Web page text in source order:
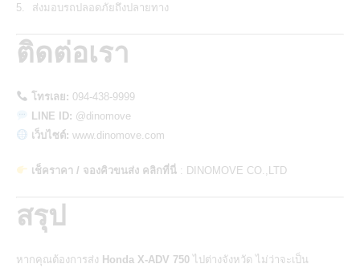
ส่งมอบรถปลอดภัยถึงปลายทาง
ติดต่อเรา
โทรเลย: 094-438-9999
LINE ID: @dinomove
เว็บไซต์: www.dinomove.com
เช็คราคา / จองคิวขนส่ง คลิกที่นี่: DINOMOVE CO.,LTD
สรุป
หากคุณต้องการส่ง Honda X-ADV 750 ไปต่างจังหวัด ไม่ว่าจะเป็น